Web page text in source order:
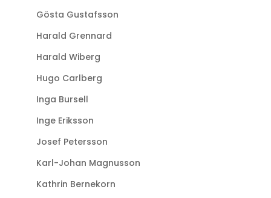
Gösta Gustafsson
Harald Grennard
Harald Wiberg
Hugo Carlberg
Inga Bursell
Inge Eriksson
Josef Petersson
Karl-Johan Magnusson
Kathrin Bernekorn